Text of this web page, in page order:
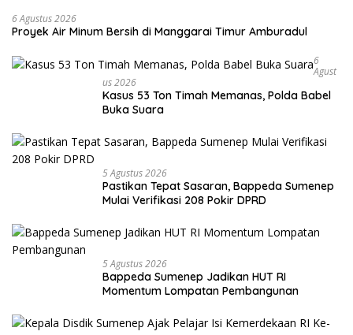
6 Agustus 2026
Proyek Air Minum Bersih di Manggarai Timur Amburadul
6
Agust
Us 2026
Kasus 53 Ton Timah Memanas, Polda Babel
Buka Suara
5 Agustus 2026
Pastikan Tepat Sasaran, Bappeda Sumenep
Mulai Verifikasi 208 Pokir DPRD
5 Agustus 2026
Bappeda Sumenep Jadikan HUT RI
Momentum Lompatan Pembangunan